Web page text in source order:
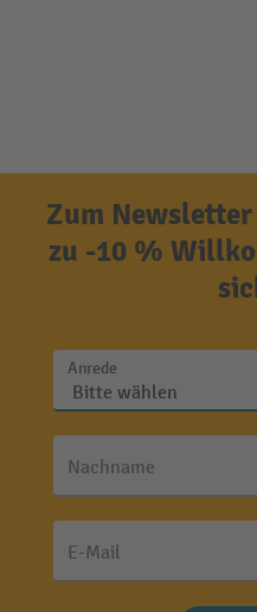
Zum
zu -10 %
Anrede
Nachname
E-Mail